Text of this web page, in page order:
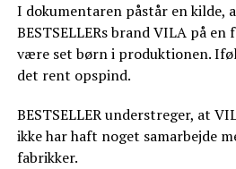
I dokumentaren påstår en kilde,
BESTSELLERs brand VILA på
være set børn i produktionen.
det rent opspind.
BESTSELLER understreger, at
ikke har haft noget samarbejde
fabrikker.